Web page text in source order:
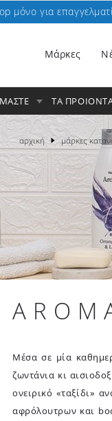
μόνο για
Μάρκες
ΤΑ
αρχική μάρκες
Μέσα σε μία
ζωντάνια κι
ονειρικό «ταξίδι»
αφρόλουτρων και